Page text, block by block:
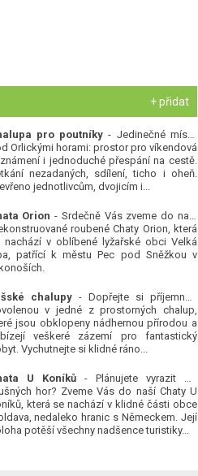
+ přidat
pro poutníky - Jedinečné místo
Orlickými horami: prostor pro víkendová
i jednoduché přespání na cestě.
nezadaných, sdílení, ticho i oheň.
jednotlivcům, dvojicím i...
Orion - Srdečně Vás zveme do naší
roubené Chaty Orion, která
nachází v oblíbené lyžařské obci Velká
patřící k městu Pec pod Sněžkou v
chalupy- Dopřejte si příjemnou
v jedné z prostorných chalup,
jsou obklopeny nádhernou přírodou a
veškeré zázemí pro fantastický
Vychutnejte si klidné ráno...
U Koníků- Plánujete vyrazit do
hor? Zveme Vás do naší Chaty U
která se nachází v klidné části obce
nedaleko hranic s Německem. Její
potěší všechny nadšence turistiky...